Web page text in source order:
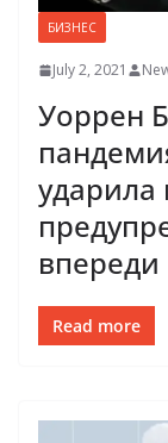
БИЗНЕС
July 2, 2021
Уоррен
ударила
впереди
Read more